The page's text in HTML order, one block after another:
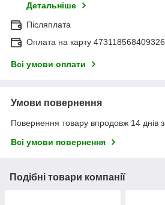
Детальніше
Післяплата
Оплата на карту
Всі умови оплати
Умови повернення
Повернення товару впродовж 14 днів
Всі умови повернення
Подібні товари компанії